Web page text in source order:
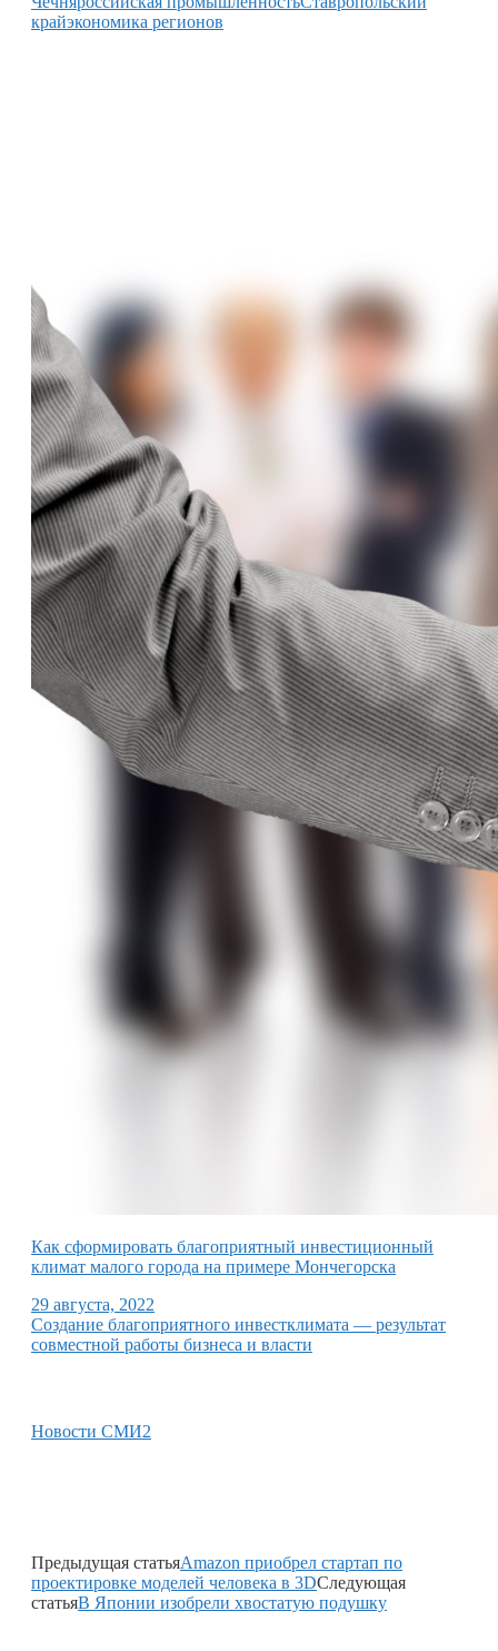
крайэкономика регионов
Как сформировать благоприятный инвестиционный
климат малого города на примере Мончегорска
29 августа, 2022
Создание благоприятного инвестклимата — результат
совместной работы бизнеса и власти
Новости СМИ2
Предыдущая статьяAmazon приобрел стартап по
проектировке моделей человека в 3DСледующая
статьяВ Японии изобрели хвостатую подушку